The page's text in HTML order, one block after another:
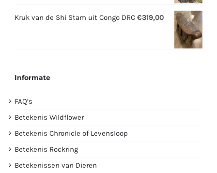
was:
is:
Kruk van de Shi Stam uit Congo DRC €319,00
Informate
FAQ’s
Betekenis Wildflower
Betekenis Chronicle of Levensloop
Betekenis Rockring
Betekenissen van Dieren